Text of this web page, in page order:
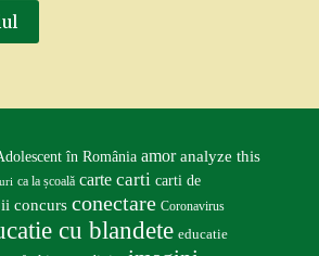
în România amor analyze this
ca la școală carte carti carti de
concurs conectare Coronavirus
cu blandete educatie